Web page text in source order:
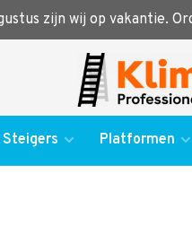
zijn wij op vakantie.
Steigers Platformen